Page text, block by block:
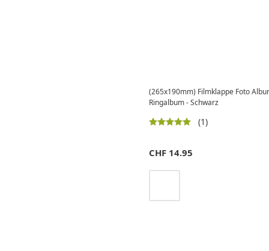
(265x190mm) Filmklappe Foto
Ringalbum - Schwarz
(1)
CHF 14.95